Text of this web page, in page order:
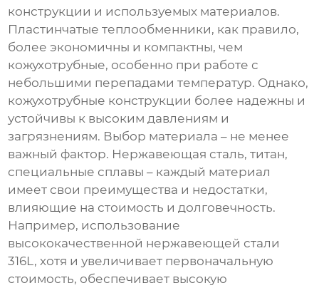
конструкции и используемых материалов.
Пластинчатые теплообменники, как правило,
более экономичны и компактны, чем
кожухотрубные, особенно при работе с
небольшими перепадами температур. Однако,
кожухотрубные конструкции более надежны и
устойчивы к высоким давлениям и
загрязнениям. Выбор материала – не менее
важный фактор. Нержавеющая сталь, титан,
специальные сплавы – каждый материал
имеет свои преимущества и недостатки,
влияющие на стоимость и долговечность.
Например, использование
высококачественной нержавеющей стали
316L, хотя и увеличивает первоначальную
стоимость, обеспечивает высокую